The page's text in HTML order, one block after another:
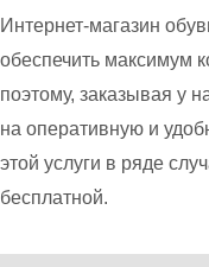
Интернет-магазин
обеспечить максимум
поэтому, заказывая у
на оперативную и
этой услуги в ряде
бесплатной.